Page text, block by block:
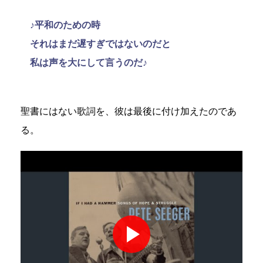
♪平和のための時
それはまだ遅すぎではないのだと
私は声を大にして言うのだ♪
聖書にはない歌詞を、彼は最後に付け加えたのであ
る。